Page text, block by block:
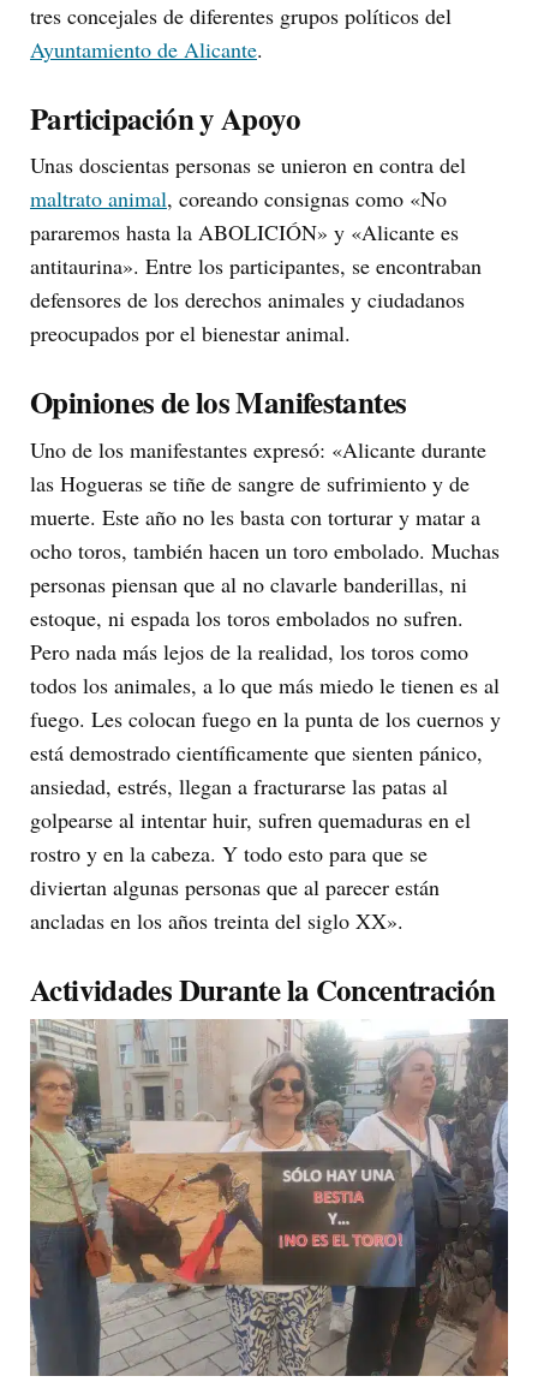
tres concejales de diferentes grupos políticos del
Ayuntamiento de Alicante.
Participación y Apoyo
Unas doscientas personas se unieron en contra del
maltrato animal, coreando consignas como «No
pararemos hasta la ABOLICIÓN» y «Alicante es
antitaurina». Entre los participantes, se encontraban
defensores de los derechos animales y ciudadanos
preocupados por el bienestar animal.
Opiniones de los Manifestantes
Uno de los manifestantes expresó: «Alicante durante
las Hogueras se tiñe de sangre de sufrimiento y de
muerte. Este año no les basta con torturar y matar a
ocho toros, también hacen un toro embolado. Muchas
personas piensan que al no clavarle banderillas, ni
estoque, ni espada los toros embolados no sufren.
Pero nada más lejos de la realidad, los toros como
todos los animales, a lo que más miedo le tienen es al
fuego. Les colocan fuego en la punta de los cuernos y
está demostrado científicamente que sienten pánico,
ansiedad, estrés, llegan a fracturarse las patas al
golpearse al intentar huir, sufren quemaduras en el
rostro y en la cabeza. Y todo esto para que se
diviertan algunas personas que al parecer están
ancladas en los años treinta del siglo XX».
Actividades Durante la Concentración